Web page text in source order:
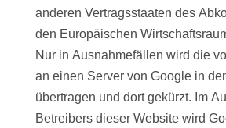
anderen Vertragsstaaten des
den Europäischen
Nur in Ausnahmefällen wird die
an einen Server von Google in
übertragen und dort gekürzt. Im
Betreibers dieser Website wird